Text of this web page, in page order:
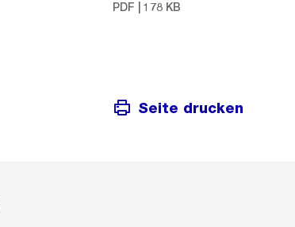
PDF | 178 KB
Seite drucken